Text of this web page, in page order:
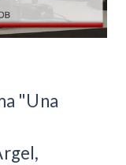
"Una